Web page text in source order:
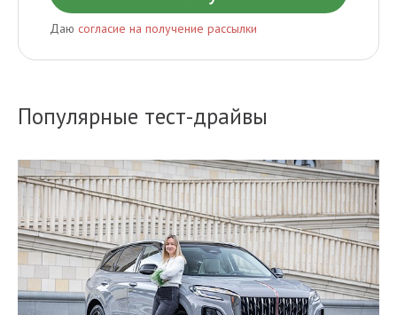
Даю согласие на получение рассылки
Популярные тест-драйвы